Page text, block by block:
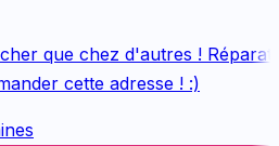
que chez d'autres !
cette adresse ! :)